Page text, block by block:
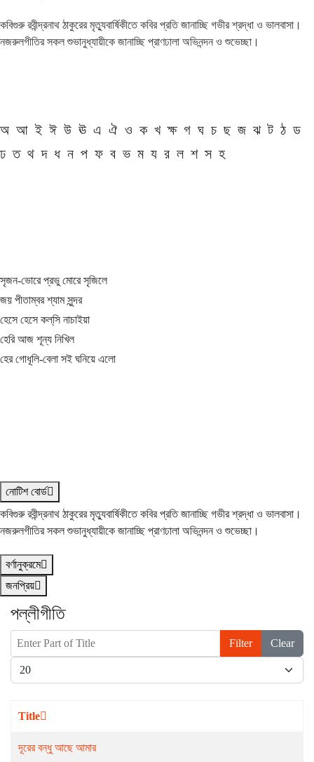
কবিগুরু রবীন্দ্রনাথ ঠাকুরের মৃত্যুবার্ষিকীতে কবির প্রতি জানাচ্ছি গভীর শ্রদ্ধা ও ভালবাসা।
নজরুলগীতির সকল শুভানুধ্যায়ীকে জানাচ্ছি প্রাণঢালা অভিনন্দন ও শুভেচ্ছা।
অ আ ই ঈ উ ঊ এ ঐ ও ক খ ক্ষ গ ঘ চ ছ জ ঝ ট ঠ ড
ঢ ত থ দ ধ ন প ফ ব ভ ম য র ল শ স হ
সৃজন-ভোরে প্রভু মোরে সৃজিলে
জয় পীতাম্বর শ্যাম সুন্দর
হেসে হেসে কল্‌সি নাচাইয়া
হেরি আজ শূন্য নিখিল
হের গোধূলি-বেলা সই ঘনিয়ে এলো
নোটিশ বোর্ড
কবিগুরু রবীন্দ্রনাথ ঠাকুরের মৃত্যুবার্ষিকীতে কবির প্রতি জানাচ্ছি গভীর শ্রদ্ধা ও ভালবাসা।
নজরুলগীতির সকল শুভানুধ্যায়ীকে জানাচ্ছি প্রাণঢালা অভিনন্দন ও শুভেচ্ছা।
বর্ণানুক্রমে
জনপ্রিয়
পল্লীগীতি
Enter Part of Title Filter
Clear
Display #
Title
দূরের বন্ধু আছে আমার